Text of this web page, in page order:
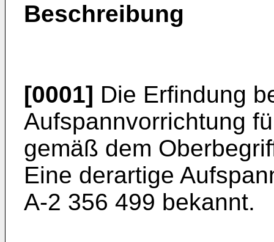
Beschreibung
[0001] Die Erfindung
Aufspannvorrichtung
gemäß dem
Eine derartige
A-2 356 499 bekannt.